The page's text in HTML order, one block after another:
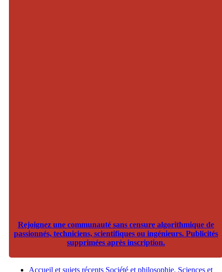
Rejoignez une communauté sans censure algorithmique de
passionnés, techniciens, scientifiques ou ingénieurs. Publicités
supprimées après inscription.
Accueil et sujets récents Société et philosophie. Sciences et